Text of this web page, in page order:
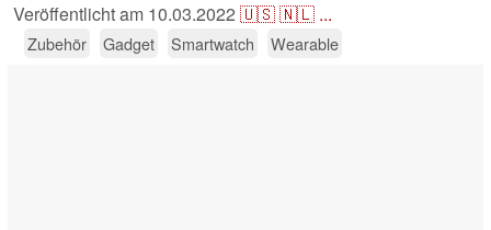
Veröffentlicht am 10.03.2022 🇺🇸🇳🇱 ...
Zubehör Gadget Smartwatch Wearable